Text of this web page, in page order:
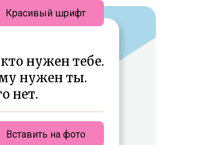
нужен тебе.
нужен ты.
нет.
Вставить на фото
Красивый шрифт